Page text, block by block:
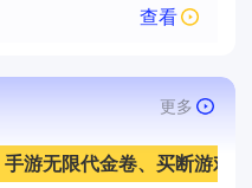
查看
更多
游无限代金卷、买断游戏